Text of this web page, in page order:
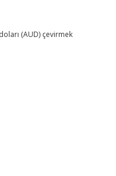
(AUD) çevirmek